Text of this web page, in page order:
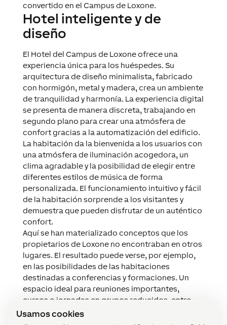
Usamos cookies
convertido en el Campus de Loxone.
Hotel inteligente y de
diseño
El Hotel del Campus de Loxone ofrece una
experiencia única para los huéspedes. Su
arquitectura de diseño minimalista, fabricado
con hormigón, metal y madera, crea un ambiente
de tranquilidad y harmonía. La experiencia digital
se presenta de manera discreta, trabajando en
segundo plano para crear una atmósfera de
confort gracias a la automatización del edificio.
La habitación da la bienvenida a los usuarios con
una atmósfera de iluminación acogedora, un
clima agradable y la posibilidad de elegir entre
diferentes estilos de música de forma
personalizada. El funcionamiento intuitivo y fácil
de la habitación sorprende a los visitantes y
demuestra que pueden disfrutar de un auténtico
confort.
Aquí se han materializado conceptos que los
propietarios de Loxone no encontraban en otros
lugares. El resultado puede verse, por ejemplo,
en las posibilidades de las habitaciones
destinadas a conferencias y formaciones. Un
espacio ideal para reuniones importantes,
cursos o jornadas en grupos reducidos, entre
otras posibilidades. Los usuarios también